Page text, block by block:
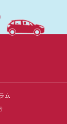
ム